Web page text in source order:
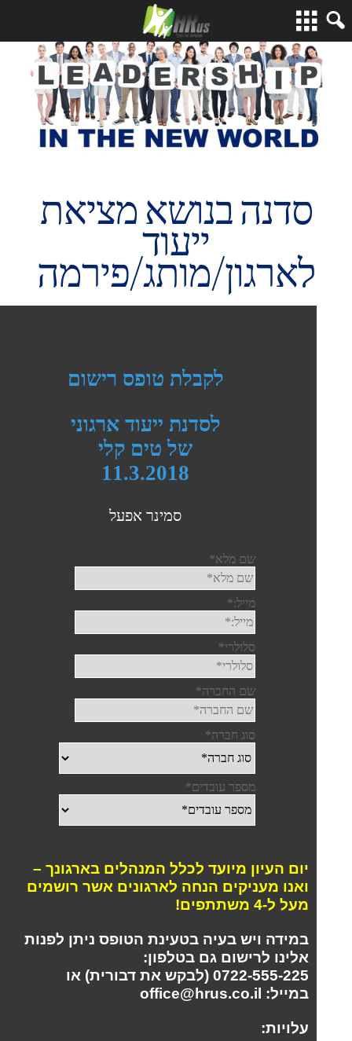
סדנה בנושא מציאת
ייעוד
לארגון/מותג/פירמה
יום העיון מיועד לכלל המנהלים בארגונך –
ואנו מעניקים הנחה לארגונים אשר רושמים
מעל ל-4 משתתפים!
במידה ויש בעיה בטעינת הטופס ניתן לפנות
אלינו לרישום גם בטלפון:
0722-555-225 (לבקש את דבורית) או
במייל: office@hrus.co.il
עלויות: